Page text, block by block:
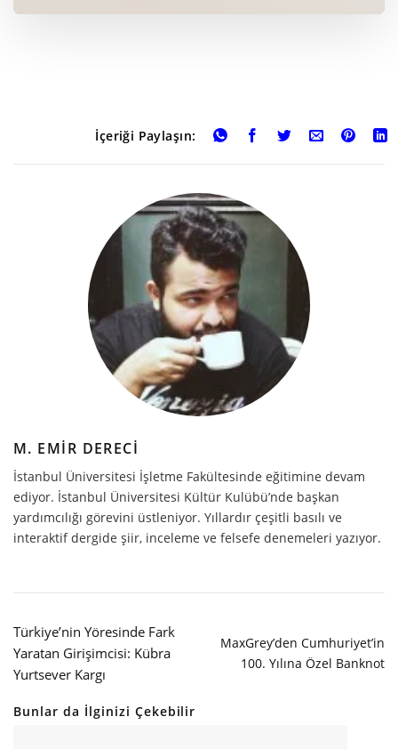
İçeriği Paylaşın:
M. EMIR DERECI
İstanbul Üniversitesi İşletme Fakültesinde eğitimine devam
ediyor. İstanbul Üniversitesi Kültür Kulübü’nde başkan
yardımcılığı görevini üstleniyor. Yıllardır çeşitli basılı ve
interaktif dergide şiir, inceleme ve felsefe denemeleri yazıyor.
Türkiye’nin Yöresinde Fark
Yaratan Girişimcisi: Kübra
Yurtsever Kargı
MaxGrey’den Cumhuriyet’in
100. Yılına Özel Banknot
Bunlar da İlginizi Çekebilir